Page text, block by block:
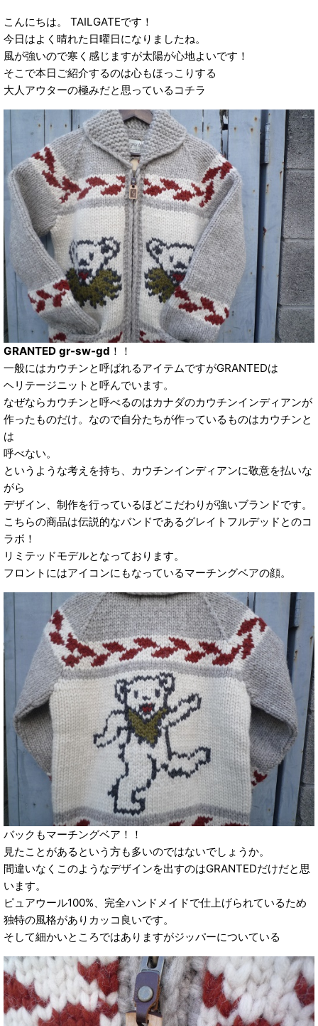
こんにちは。 TAILGATEです！
今日はよく晴れた日曜日になりましたね。
風が強いので寒く感じますが太陽が心地よいです！
そこで本日ご紹介するのは心もほっこりする
大人アウターの極みだと思っているコチラ
GRANTED gr-sw-gd ！！
一般にはカウチンと呼ばれるアイテムですがGRANTEDは
ヘリテージニットと呼んでいます。
なぜならカウチンと呼べるのはカナダのカウチンインディアンが
作ったものだけ。なので自分たちが作っているものはカウチンと
は
呼べない。
というような考えを持ち、カウチンインディアンに敬意を払いな
がら
デザイン、制作を行っているほどこだわりが強いブランドです。
こちらの商品は伝説的なバンドであるグレイトフルデッドとのコ
ラボ！
リミテッドモデルとなっております。
フロントにはアイコンにもなっているマーチングベアの顔。
バックもマーチングベア！！
見たことがあるという方も多いのではないでしょうか。
間違いなくこのようなデザインを出すのはGRANTEDだけだと思
います。
ピュアウール100%、完全ハンドメイドで仕上げられているため
独特の風格がありカッコ良いです。
そして細かいところではありますがジッパーについている